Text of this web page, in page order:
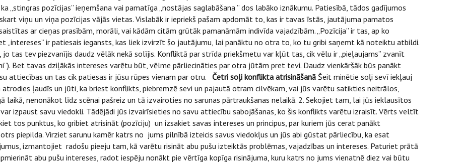
„stingras pozīcijas” ieņemšana vai pamatīga „nostājas saglabāšana ” dos labāko iznākumu. Patiesībā, tādos gadījumos
viņu un viņa pozīcijas vājās vietas. Vislabāk ir iepriekš pašam apdomāt to, kas ir tavas īstās, jautājuma pamatos
ar cieņas prasībām, morāli, vai kādām citām grūtāk pamanāmām indivīda vajadzībām. „Pozīcija” ir tas, ap ko
„intereses” ir patiesais iegansts, kas liek izvirzīt šo jautājumu, lai panāktu no otra to, ko tu gribi saņemt kā noteiktu atbildi.
tas tev piezvanījis daudz vēlāk nekā solījis. Konfliktā par strīda priekšmetu var kļūt tas, cik vēlu ir „pieļaujams” zvanīt
Bet tavas dziļākās intereses varētu būt, vēlme pārliecināties par otra jūtām pret tevi. Daudz vienkāršāk būs panākt
attiecības un tas cik patiesas ir jūsu rūpes vienam par otru. Četri soļi konflikta atrisināšanā Šeit minētie soļi sevī iekļauj
atrodies ļaudīs un jūti, ka briest konflikts, piebremzē sevi un pajautā otram cilvēkam, vai jūs varētu satikties neitrālos,
laikā, nenonākot līdz scēnai pašreiz un tā izvairoties no sarunas pārtraukšanas nelaikā. 2. Sekojiet tam, lai jūs ieklausītos
izpaust savu viedokli. Tādējādi jūs izvairīsieties no savu attiecību sabojāšanas, ko šis konflikts varētu izraisīt. Vērts veltīt
tos punktus, ko gribiet atrisināt (pozīciju) un izsakiet savas intereses un principus, par kuriem jūs cerat panākt
piepilda. Virziet sarunu kamēr katrs no jums pilnībā izteicis savus viedokļus un jūs abi gūstat pārliecību, ka esat
izmantojiet radošu pieeju tam, kā varētu risināt abu pušu izteiktās problēmas, vajadzības un intereses. Paturiet prātā
abu pušu intereses, radot iespēju nonākt pie vērtīga kopīga risinājuma, kuru katrs no jums vienatnē diez vai būtu